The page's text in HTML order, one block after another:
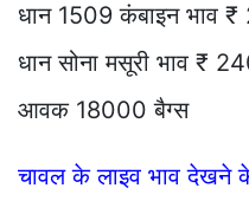
धान 1509 कंबाइन भाव
धान सोना मसूरी भाव ₹
आवक 18000 बैग्स
चावल के लाइव भाव देखने